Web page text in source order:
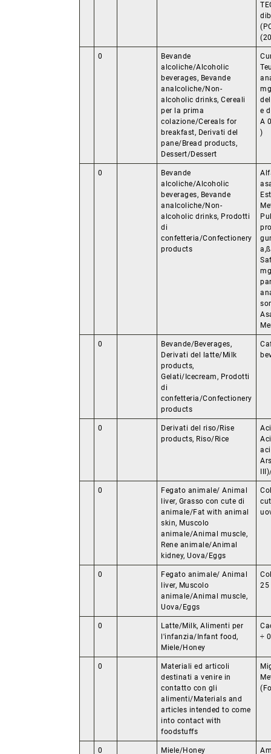
0
Bevande
alcoliche/Alcoholic
beverages, Bevande
analcoliche/Non-
alcoholic drinks, Cereali
per la prima
colazione/Cereals for
breakfast, Derivati del
pane/Bread products,
Dessert/Dessert
e
A
)
0
Bevande
alcoliche/Alcoholic
beverages, Bevande
analcoliche/Non-
alcoholic drinks, Prodotti
di
confetteria/Confectionery
products
0
Bevande/Beverages,
Derivati del latte/Milk
products,
Gelati/Icecream, Prodotti
di
confetteria/Confectionery
products
0
Derivati del riso/Rise
products, Riso/Rice
0
Fegato animale/ Animal
liver, Grasso con cute di
animale/Fat with animal
skin, Muscolo
animale/Animal muscle,
Rene animale/Animal
kidney, Uova/Eggs
0
Fegato animale/ Animal
liver, Muscolo
animale/Animal muscle,
Uova/Eggs
25
0
Latte/Milk, Alimenti per
l'infanzia/Infant food,
Miele/Honey
÷
0
Materiali ed articoli
destinati a venire in
contatto con gli
alimenti/Materials and
articles intended to come
into contact with
foodstuffs
0 Miele/Honey